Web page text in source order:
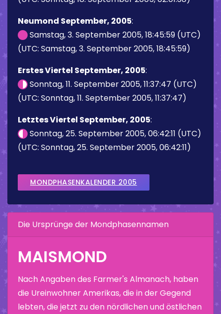
Neumond September, 2005:
Samstag, 3. September 2005, 18:45:59 (UTC)
(UTC: Samstag, 3. September 2005, 18:45:59)
Erstes Viertel September, 2005:
Sonntag, 11. September 2005, 11:37:47 (UTC)
(UTC: Sonntag, 11. September 2005, 11:37:47)
Letztes Viertel September, 2005:
Sonntag, 25. September 2005, 06:42:11 (UTC)
(UTC: Sonntag, 25. September 2005, 06:42:11)
MONDPHASENKALENDER 2005
Die Ursprünge der Mondphasennamen
MAISMOND
Nach Angaben des Farmer's Almanach, haben
die Ureinwohner Amerikas, die in der Gegend
lebten, die jetzt zu den nördlichen und östlichen